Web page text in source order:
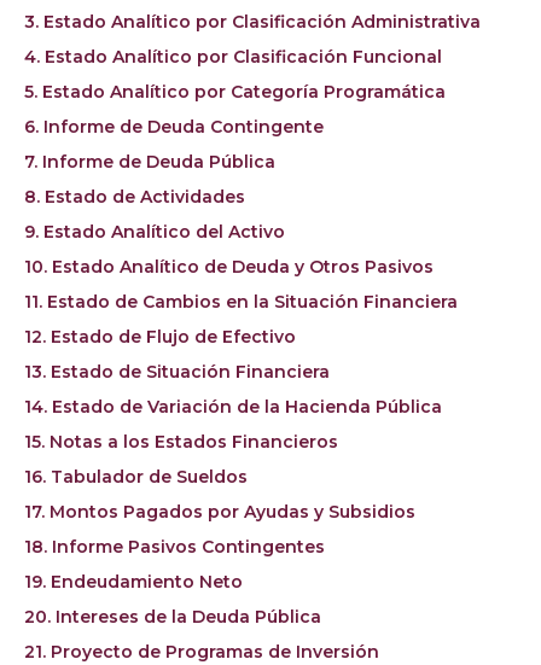
3. Estado Analítico por Clasificación Administrativa
4. Estado Analítico por Clasificación Funcional
5. Estado Analítico por Categoría Programática
6. Informe de Deuda Contingente
7. Informe de Deuda Pública
8. Estado de Actividades
9. Estado Analítico del Activo
10. Estado Analítico de Deuda y Otros Pasivos
11. Estado de Cambios en la Situación Financiera
12. Estado de Flujo de Efectivo
13. Estado de Situación Financiera
14. Estado de Variación de la Hacienda Pública
15. Notas a los Estados Financieros
16. Tabulador de Sueldos
17. Montos Pagados por Ayudas y Subsidios
18. Informe Pasivos Contingentes
19. Endeudamiento Neto
20. Intereses de la Deuda Pública
21. Proyecto de Programas de Inversión